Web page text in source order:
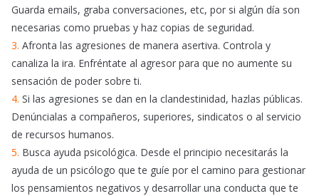
Guarda emails, graba conversaciones, etc, por si algún día son
necesarias como pruebas y haz copias de seguridad.
3. Afronta las agresiones de manera asertiva. Controla y
canaliza la ira. Enfréntate al agresor para que no aumente su
sensación de poder sobre ti.
4. Si las agresiones se dan en la clandestinidad, hazlas públicas.
Denúncialas a compañeros, superiores, sindicatos o al servicio
de recursos humanos.
5. Busca ayuda psicológica. Desde el principio necesitarás la
ayuda de un psicólogo que te guíe por el camino para gestionar
los pensamientos negativos y desarrollar una conducta que te